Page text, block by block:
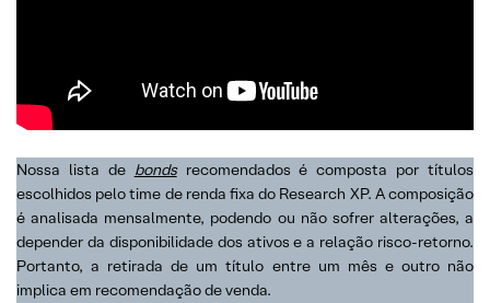
Nossa lista de bondsrecomendados é composta por títulos
escolhidos pelo time de renda fixa do Research XP. A composição
é analisada mensalmente, podendo ou não sofrer alterações, a
depender da disponibilidade dos ativos e a relação risco-retorno.
Portanto, a retirada de um título entre um mês e outro não
implica em recomendação de venda.